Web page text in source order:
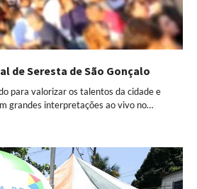
de Seresta de São Gonçalo
para valorizar os talentos da cidade e
grandes interpretações ao vivo no…